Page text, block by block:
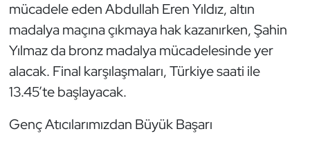
mücadele eden Abdullah Eren Yıldız, altın
madalya maçına çıkmaya hak kazanırken, Şahin
Yılmaz da bronz madalya mücadelesinde yer
alacak. Final karşılaşmaları, Türkiye saati ile
13.45’te başlayacak.
Genç Atıcılarımızdan Büyük Başarı
Hentbol
İşitme Engelli Sporcular
Judo ve Kuraş
Kano ve Rafting